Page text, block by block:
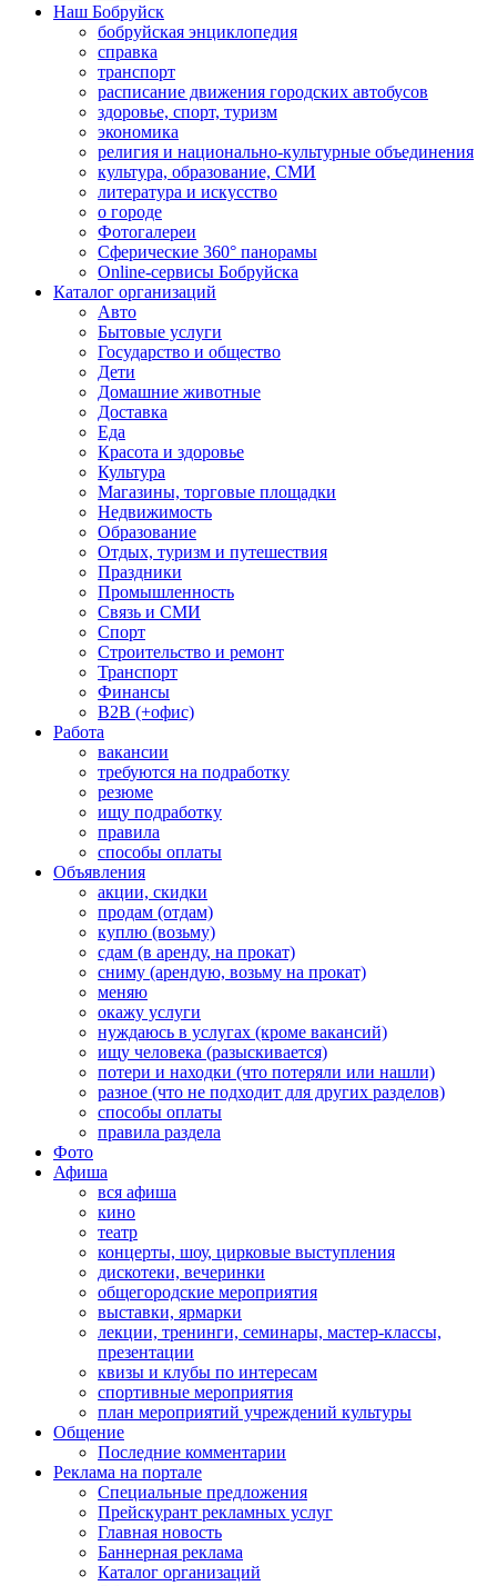
Наш Бобруйск
бобруйская энциклопедия
справка
транспорт
расписание движения городских автобусов
здоровье, спорт, туризм
экономика
религия и национально-культурные объединения
культура, образование, СМИ
литература и искусство
о городе
Фотогалереи
Сферические 360° панорамы
Online-сервисы Бобруйска
Каталог организаций
Авто
Бытовые услуги
Государство и общество
Дети
Домашние животные
Доставка
Еда
Красота и здоровье
Культура
Магазины, торговые площадки
Недвижимость
Образование
Отдых, туризм и путешествия
Праздники
Промышленность
Связь и СМИ
Спорт
Строительство и ремонт
Транспорт
Финансы
B2B (+офис)
Работа
вакансии
требуются на подработку
резюме
ищу подработку
правила
способы оплаты
Объявления
акции, скидки
продам (отдам)
куплю (возьму)
сдам (в аренду, на прокат)
сниму (арендую, возьму на прокат)
меняю
окажу услуги
нуждаюсь в услугах (кроме вакансий)
ищу человека (разыскивается)
потери и находки (что потеряли или нашли)
разное (что не подходит для других разделов)
способы оплаты
правила раздела
Фото
Афиша
вся афиша
кино
театр
концерты, шоу, цирковые выступления
дискотеки, вечеринки
общегородские мероприятия
выставки, ярмарки
лекции, тренинги, семинары, мастер-классы,
презентации
квизы и клубы по интересам
спортивные мероприятия
план мероприятий учреждений культуры
Общение
Последние комментарии
Реклама на портале
Специальные предложения
Прейскурант рекламных услуг
Главная новость
Баннерная реклама
Каталог организаций